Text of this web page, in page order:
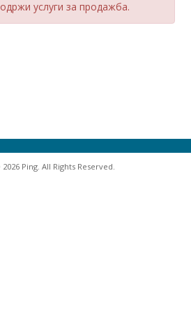
услуги за продажба.
Ping. All Rights Reserved.